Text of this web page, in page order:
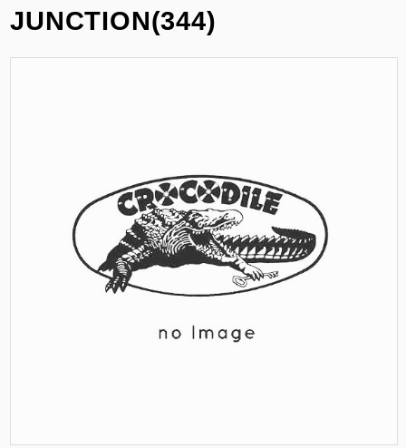
JUNCTION(344)